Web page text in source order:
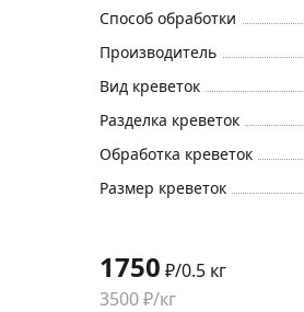
Способ обработки
Производитель
Вид креветок
Разделка креветок
Обработка креветок
Размер креветок
1750 ₽/0.5 кг
3500 ₽/кг